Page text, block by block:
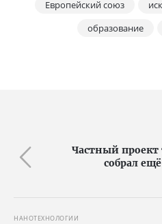
Европейский союз
образование
Частный проект
собрал
НАНОТЕХНОЛОГИИ